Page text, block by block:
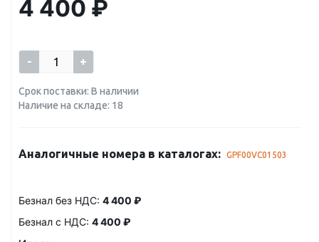
4 400 ₽
- +
Срок поставки: В наличии
Наличие на складе: 18
Аналогичные номера в каталогах: GPF00VC01503
Безнал без НДС: 4 400 ₽
Безнал с НДС: 4 400 ₽